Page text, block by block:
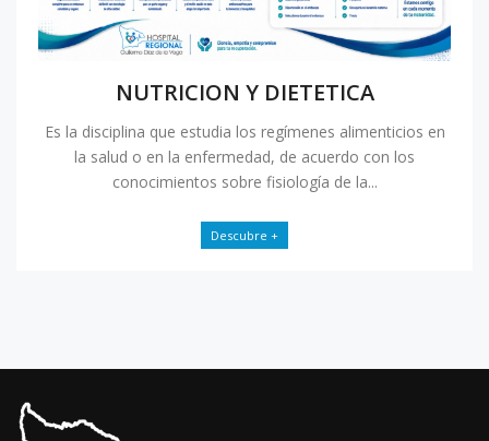
NUTRICION Y DIETETICA
Es la disciplina que estudia los regímenes alimenticios en
la salud o en la enfermedad, de acuerdo con los
conocimientos sobre fisiología de la...
Descubre +